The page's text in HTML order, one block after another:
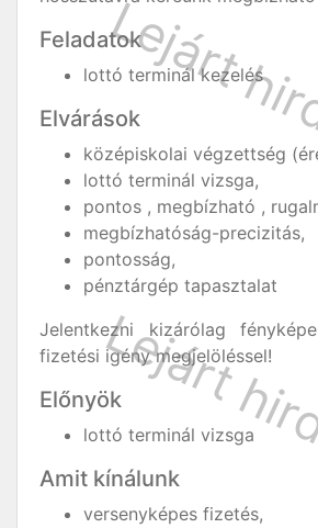
Feladatok
lottó terminál kezelés
Elvárások
középiskolai végzettség
lottó terminál vizsga,
pontos , megbízható ,
megbízhatóság-precizitás,
pontosság,
pénztárgép tapasztalat
Jelentkezni kizárólag
fizetési igény megjelöléssel!
Előnyök
lottó terminál vizsga
Amit kínálunk
versenyképes fizetés,